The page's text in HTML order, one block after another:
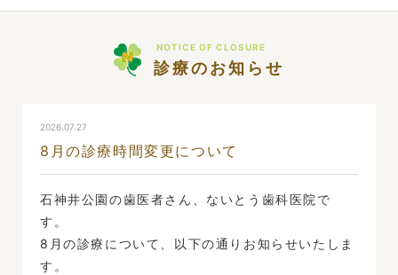
NOTICE OF CLOSURE
診療のお知らせ
2026.07.27
8月の診療時間変更について
石神井公園の歯医者さん、ないとう歯科医院で
す。
8月の診療について、以下の通りお知らせいたしま
す。